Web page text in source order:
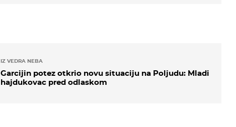
IZ VEDRA NEBA
Garcijin potez otkrio novu situaciju na Poljudu: Mladi
hajdukovac pred odlaskom